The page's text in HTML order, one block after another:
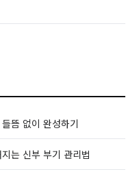
뜸 없이 완성하기
는 신부 부기 관리법